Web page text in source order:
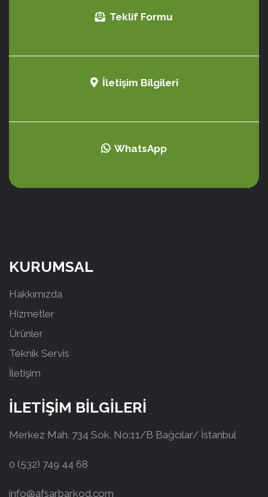
Teklif Formu
İletişim Bilgileri
WhatsApp
KURUMSAL
Hakkımızda
Hizmetler
Ürünler
Teknik Servis
İletişim
İLETİŞİM BİLGİLERİ
Merkez Mah. 734 Sok. No:11/B Bağcılar/ İstanbul
0 (532) 749 44 68
info@afsarbarkod.com